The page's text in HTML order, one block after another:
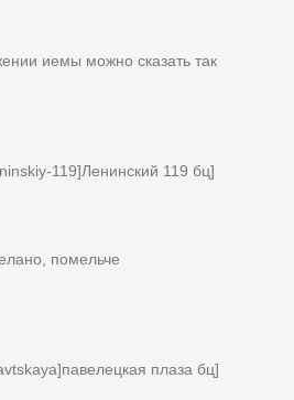
иемы можно сказать так
119]Ленинский 119 бц]
помельче
плаза бц]